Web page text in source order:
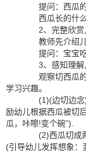
提问：西瓜的
西瓜长的什么
2、完整欣赏
教师先介绍儿
提问：宝宝吃
3、感知理解
观察切西瓜的
学习兴趣。
(1)(边切边念)
励幼儿根据西瓜被切
瓜，咔嚓!变个碗”).
(2)西瓜切成两
(引导幼儿发挥想象：